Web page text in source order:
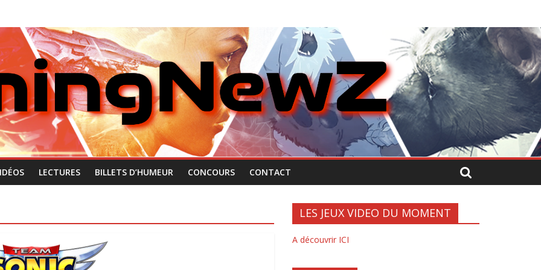
LECTURES BILLETS D’HUMEUR CONCOURS CONTACT
LES JEUX VIDEO DU MOMENT
A découvrir ICI